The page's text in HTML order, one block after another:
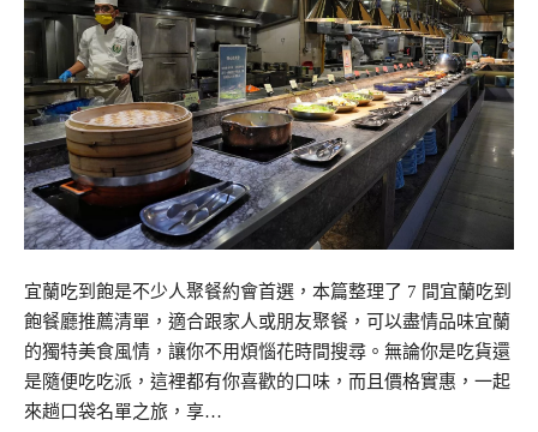
宜蘭吃到飽是不少人聚餐約會首選，本篇整理了 7 間宜蘭吃到
飽餐廳推薦清單，適合跟家人或朋友聚餐，可以盡情品味宜蘭
的獨特美食風情，讓你不用煩惱花時間搜尋。無論你是吃貨還
是隨便吃吃派，這裡都有你喜歡的口味，而且價格實惠，一起
來趟口袋名單之旅，享…